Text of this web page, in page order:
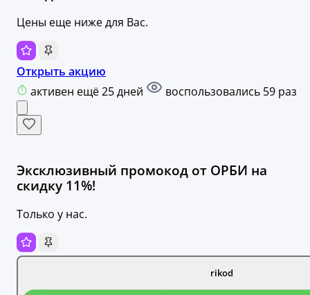
Цены еще ниже для Вас.
Открыть акцию
активен ещё 25 дней
воспользовались 59 раз
Эксклюзивный промокод от ОРБИ на
скидку 11%!
Только у нас.
rikod